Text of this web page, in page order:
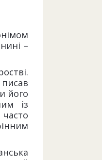
–
його
із